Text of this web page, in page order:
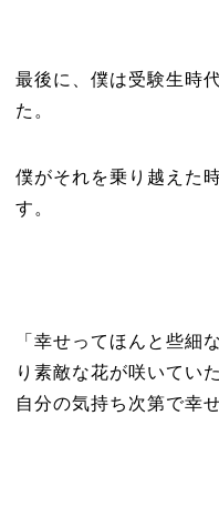
最後に、僕は受験生時
た。
僕がそれを乗り越えた
す。
「幸せってほんと些細
り素敵な花が咲いてい
自分の気持ち次第で幸